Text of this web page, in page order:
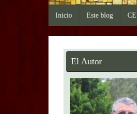
Inicio Este blog
El Autor